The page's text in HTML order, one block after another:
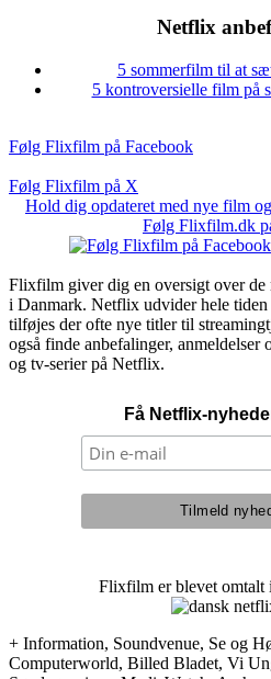
Netflix
5 sommerfilm til at
5 kontroversielle film på
Følg Flixfilm på Facebook
Følg Flixfilm på X
Hold dig opdateret med nye film
Følg Flixfilm.dk
Flixfilm giver dig en oversigt over
i Danmark. Netflix udvider hele tiden
tilføjes der ofte nye titler til
også finde anbefalinger,
og tv-serier på Netflix.
Få Netflix-
Flixfilm er blevet omtalt
+ Information, Soundvenue, Se og
Computerworld, Billed Bladet, Vi